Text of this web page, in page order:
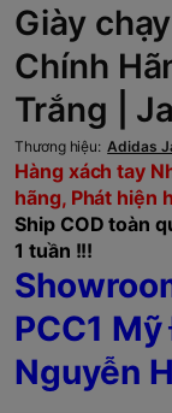
Giày
Chính
Trắng |
Thương hiệu: Adidas
Hàng xách tay
hãng, Phát hiện
Ship COD toàn
1 tuần !!!
PCC1
Nguyễn